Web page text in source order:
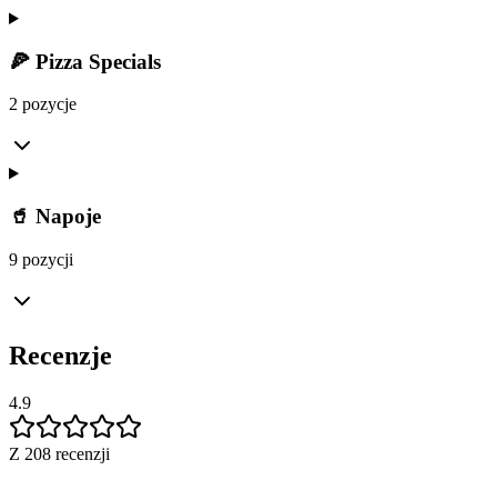
🍕 Pizza Specials
2 pozycje
🥤 Napoje
9 pozycji
Recenzje
4.9
Z 208 recenzji